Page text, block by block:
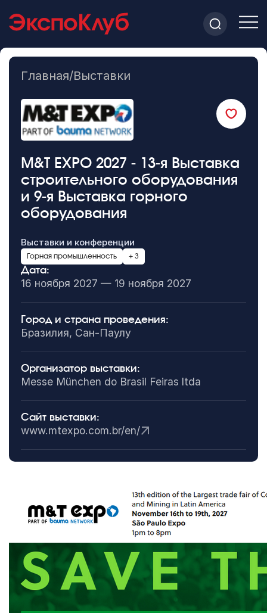
Главная/Выставки
M&T EXPO 2027 - 13-я Выставка
строительного оборудования
и 9-я Выставка горного
оборудования
Выставки и конференции
Горная промышленность + 3
Дата:
16 ноября 2027 — 19 ноября 2027
Город и страна проведения:
Бразилия, Сан-Паулу
Организатор выставки:
Messe München do Brasil Feiras ltda
Сайт выставки:
www.mtexpo.com.br/en/